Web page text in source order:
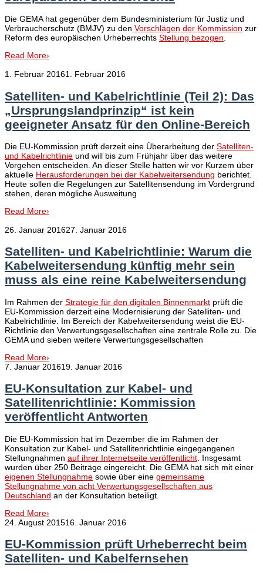
Die GEMA hat gegenüber dem Bundesministerium für Justiz und
Verbraucherschutz (BMJV) zu den Vorschlägen der Kommission zur
Reform des europäischen Urheberrechts Stellung bezogen
Read More›
1. Februar 20161. Februar 2016
Satelliten- und Kabelrichtlinie (Teil 2): Das
„Ursprungslandprinzip“ ist kein
geeigneter Ansatz für den Online-Bereich
Die EU-Kommission prüft derzeit eine Überarbeitung der Satelliten-
und Kabelrichtlinie und will bis zum Frühjahr über das weitere
Vorgehen entscheiden. An dieser Stelle hatten wir vor Kurzem über
aktuelle Herausforderungen bei der Kabelweitersendung berichtet.
Heute sollen die Regelungen zur Satellitensendung im Vordergrund
stehen, deren mögliche Ausweitung
Read More›
26. Januar 201627. Januar 2016
Satelliten- und Kabelrichtlinie: Warum die
Kabelweitersendung künftig mehr sein
muss als eine reine Kabelweitersendung
Im Rahmen der Strategie für den digitalen Binnenmarkt prüft die
EU-Kommission derzeit eine Modernisierung der Satelliten- und
Kabelrichtlinie. Im Bereich der Kabelweitersendung weist die EU-
Richtlinie den Verwertungsgesellschaften eine zentrale Rolle zu. Die
GEMA und sieben weitere Verwertungsgesellschaften
Read More›
7. Januar 201619. Januar 2016
EU-Konsultation zur Kabel- und
Satellitenrichtlinie: Kommission
veröffentlicht Antworten
Die EU-Kommission hat im Dezember die im Rahmen der
Konsultation zur Kabel- und Satellitenrichtlinie eingegangenen
Stellungnahmen auf ihrer Internetseite veröffentlicht . Insgesamt
wurden über 250 Beiträge eingereicht. Die GEMA hat sich mit einer
eigenen Stellungnahme sowie über eine gemeinsame
Stellungnahme von acht Verwertungsgesellschaften aus
Deutschland an der Konsultation beteiligt.
Read More›
24. August 201516. Januar 2016
EU-Kommission prüft Urheberrecht beim
Satelliten- und Kabelfernsehen